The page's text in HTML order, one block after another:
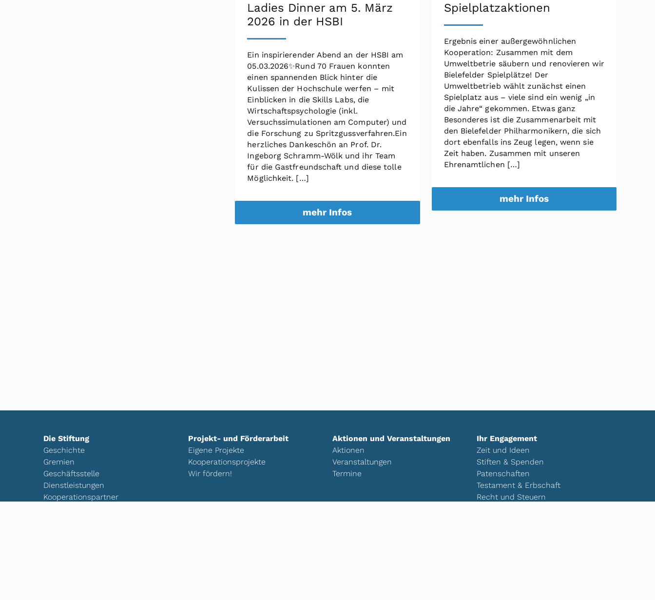
Ladies Dinner am 5. März
2026 in der HSBI
Ein inspirierender Abend an der HSBI am
05.03.2026✨Rund 70 Frauen konnten
einen spannenden Blick hinter die
Kulissen der Hochschule werfen – mit
Einblicken in die Skills Labs, die
Wirtschaftspsychologie (inkl.
Versuchssimulationen am Computer) und
die Forschung zu Spritzgussverfahren.Ein
herzliches Dankeschön an Prof. Dr.
Ingeborg Schramm-Wölk und ihr Team
für die Gastfreundschaft und diese tolle
Möglichkeit. […]
mehr Infos
Spielplatzaktionen
Ergebnis einer außergewöhnlichen
Kooperation: Zusammen mit dem
Umweltbetrie säubern und renovieren wir
Bielefelder Spielplätze! Der
Umweltbetrieb wählt zunächst einen
Spielplatz aus – viele sind ein wenig „in
die Jahre“ gekommen. Etwas ganz
Besonderes ist die Zusammenarbeit mit
den Bielefelder Philharmonikern, die sich
dort ebenfalls ins Zeug legen, wenn sie
Zeit haben. Zusammen mit unseren
Ehrenamtlichen […]
mehr Infos
Die Stiftung
Geschichte
Gremien
Geschäftsstelle
Dienstleistungen
Kooperationspartner
Projekt- und Förderarbeit
Eigene Projekte
Kooperationsprojekte
Wir fördern!
Aktionen und Veranstaltungen
Aktionen
Veranstaltungen
Termine
Ihr Engagement
Zeit und Ideen
Stiften & Spenden
Patenschaften
Testament & Erbschaft
Recht und Steuern